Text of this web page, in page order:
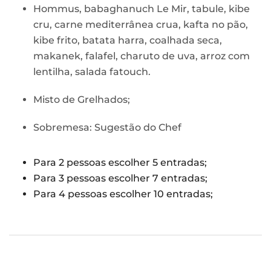
Hommus, babaghanuch Le Mir, tabule, kibe
cru, carne mediterrânea crua, kafta no pão,
kibe frito, batata harra, coalhada seca,
makanek, falafel, charuto de uva, arroz com
lentilha, salada fatouch.
Misto de Grelhados;
Sobremesa: Sugestão do Chef
Para 2 pessoas escolher 5 entradas;
Para 3 pessoas escolher 7 entradas;
Para 4 pessoas escolher 10 entradas;